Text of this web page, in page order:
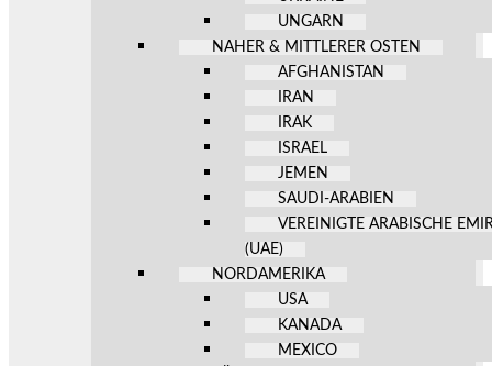
UNGARN
NAHER & MITTLERER OSTEN
AFGHANISTAN
IRAN
IRAK
ISRAEL
JEMEN
SAUDI-ARABIEN
VEREINIGTE ARABISCHE
(UAE)
NORDAMERIKA
USA
KANADA
MEXICO